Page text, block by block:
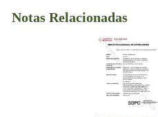
Notas Relacionadas